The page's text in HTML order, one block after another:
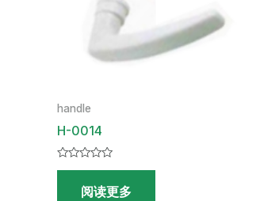
handle
H-0014
评
阅读更多